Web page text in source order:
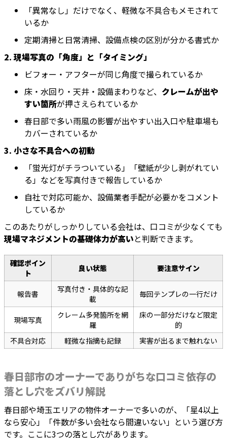
「異常なし」だけでなく、軽微な不具合もメモされて
いるか
定期清掃と日常清掃、設備点検の区別が分かる書式か
2. 現場写真の「角度」と「タイミング」
ビフォー・アフターが同じ角度で撮られているか
床・水回り・天井・設備まわりなど、 クレームが出や
すい箇所が押さえられているか
春日部で多い雨風の影響が出やすい出入口や駐車場も
カバーされているか
3. 小さな不具合への初動
「蛍光灯がチラついている」「壁紙が少し剥がれてい
る」などを写真付きで報告しているか
自社で対応可能か、設備業者手配が必要かをコメント
しているか
このあたりがしっかりしている会社は、口コミが少なくても
現場マネジメントの基礎体力が高いと判断できます。
確認ポイン
ト
良い状態 要注意サイン
報告書
写真付き・具体的な記
載
毎回テンプレの一行だけ
現場写真
クレーム多発箇所を網
羅
床の一部分だけなど限定
的
不具合対応
軽微な指摘も記録 実害が出るまで触れない
春日部市のオーナーでありがちな口コミ依存の
落とし穴をズバリ解説
春日部や埼玉エリアの物件オーナーで多いのが、「星4以上
なら安心」「件数が多い会社なら間違いない」という選び方
です。ここに3つの落とし穴があります。